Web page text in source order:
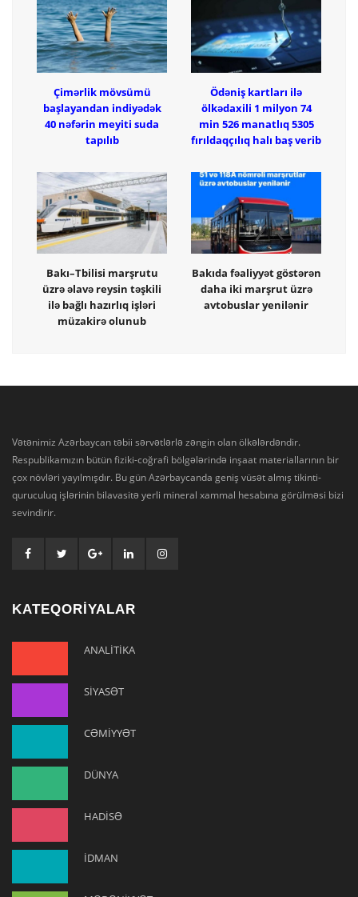
Çimərlik mövsümü
başlayandan indiyədək
40 nəfərin meyiti suda
tapılıb
Ödəniş kartları ilə
ölkədaxili 1 milyon 74
min 526 manatlıq 5305
fırıldaqçılıq halı baş verib
Bakı–Tbilisi marşrutu
üzrə əlavə reysin təşkili
ilə bağlı hazırlıq işləri
müzakirə olunub
Bakıda fəaliyyət göstərən
daha iki marşrut üzrə
avtobuslar yenilənir
Vətənimiz Azərbaycan təbii sərvətlərlə zəngin olan ölkələrdəndir.
Respublikamızın bütün fiziki-coğrafi bölgələrində inşaat materiallarının bir
çox növləri yayılmışdır. Bu gün Azərbaycanda geniş vüsət almış tikinti-
quruculuq işlərinin bilavasitə yerli mineral xammal hesabına görülməsi bizi
sevindirir.
KATEQORİYALAR
ANALİTİKA
SİYASƏT
CƏMİYYƏT
DÜNYA
HADİSƏ
İDMAN